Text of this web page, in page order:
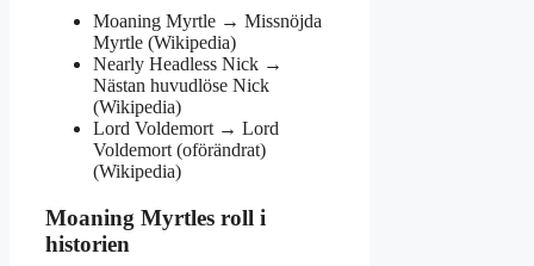
Moaning Myrtle → Missnöjda
Myrtle (Wikipedia)
Nearly Headless Nick →
Nästan huvudlöse Nick
(Wikipedia)
Lord Voldemort → Lord
Voldemort (oförändrat)
(Wikipedia)
Moaning Myrtles roll i
historien